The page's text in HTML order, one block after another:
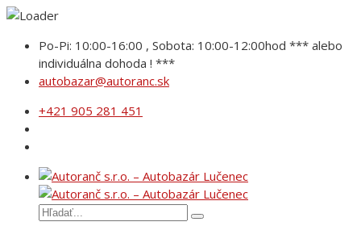
Po-Pi: 10:00-16:00 , Sobota: 10:00-12:00hod *** alebo
individuálna dohoda ! ***
autobazar@autoranc.sk
+421 905 281 451